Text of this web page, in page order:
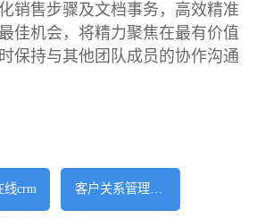
销售步骤及文档事务，高效精准
佳机会，将精力聚焦在最有价值
保持与其他团队成员的协作沟通
线crm 客户关系管理系统